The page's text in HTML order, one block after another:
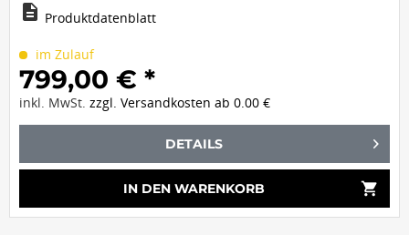
description Produktdatenblatt
im Zulauf
799,00 € *
inkl. MwSt.zzgl. Versandkosten ab 0.00 €
DETAILS
IN DEN WARENKORB shopping_cart